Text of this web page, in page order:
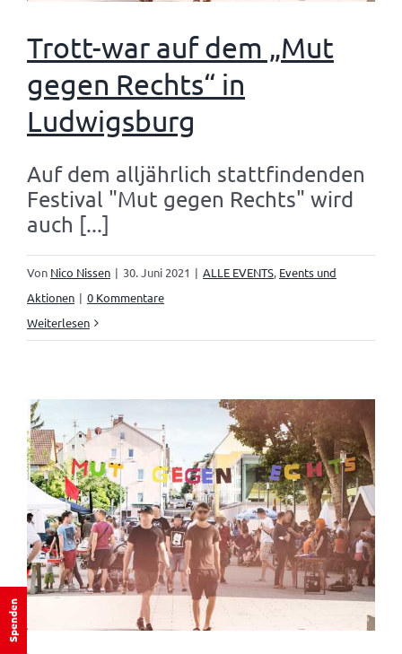
Trott-war auf dem „Mut
gegen Rechts“ in
Ludwigsburg
Auf dem alljährlich stattfindenden
Festival "Mut gegen Rechts" wird
auch [...]
Von Nico Nissen | 30. Juni 2021 | ALLE EVENTS, Events und
Aktionen | 0 Kommentare
Weiterlesen
Spenden